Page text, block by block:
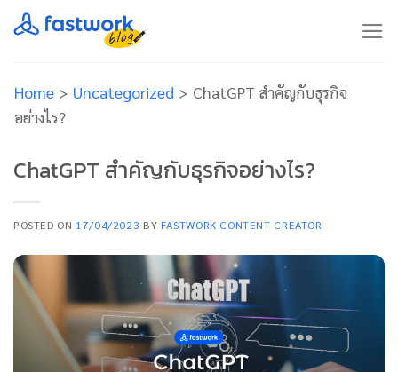
Skip
to
Home > Uncategorized > ChatGPT สำคัญกับธุรกิจ
อย่างไร?
ChatGPT สำคัญกับธุรกิจอย่างไร?
POSTED ON 17/04/2023 BY FASTWORK CONTENT CREATOR